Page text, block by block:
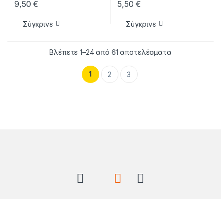
9,50€
Σύγκρινε
5,50€
Σύγκρινε
Βλέπετε 1–24 από 61 αποτελέσματαSorted by
1 2 3